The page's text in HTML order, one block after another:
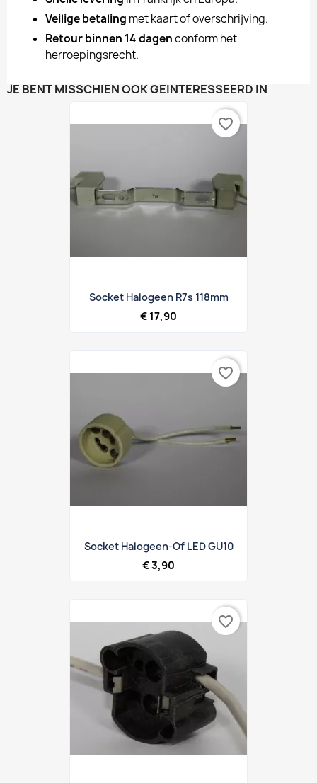
Veilige betaling met kaart of overschrijving.
Retour binnen 14 dagenconform het
herroepingsrecht.
JE BENT MISSCHIEN OOK GEÏNTERESSEERD IN
Socket Halogeen R7s 118mm
€ 17,90
favorite_border
Socket Halogeen-Of LED GU10
€ 3,90
favorite_border
favorite_border